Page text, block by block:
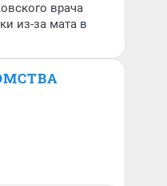
врача
из-за мата в